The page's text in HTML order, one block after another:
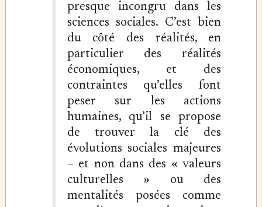
presque incongru dans les
sciences sociales. C’est bien
du côté des réalités, en
particulier des réalités
économiques, et des
contraintes qu’elles font
peser sur les actions
humaines, qu’il se propose
de trouver la clé des
évolutions sociales majeures
– et non dans des « valeurs
culturelles » ou des
mentalités posées comme